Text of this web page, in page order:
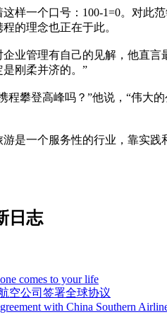
样一个口号：100-1=0。对此
的理念也正在于此。
业管理有自己的见解，他直
刚柔并济的。”
程攀登高峰吗？”他说，“伟大
是一个服务性的行业，靠实
日志
comes to your life
空公司签署全球协议
with China Southern